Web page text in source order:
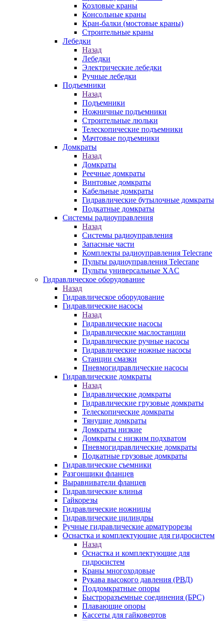
Козловые краны
Консольные краны
Кран-балки (мостовые краны)
Строительные краны
Лебедки
Назад
Лебедки
Электрические лебедки
Ручные лебедки
Подъемники
Назад
Подъемники
Ножничные подъемники
Строительные люльки
Телескопические подъемники
Мачтовые подъемники
Домкраты
Назад
Домкраты
Реечные домкраты
Винтовые домкраты
Кабельные домкраты
Гидравлические бутылочные домкраты
Подкатные домкраты
Системы радиоуправления
Назад
Системы радиоуправления
Запасные части
Комплекты радиоуправления Telecrane
Пульты радиоуправления Telecrane
Пульты универсальные XAC
Гидравлическое оборудование
Назад
Гидравлическое оборудование
Гидравлические насосы
Назад
Гидравлические насосы
Гидравлические маслостанции
Гидравлические ручные насосы
Гидравлические ножные насосы
Станции смазки
Пневмогидравлические насосы
Гидравлические домкраты
Назад
Гидравлические домкраты
Гидравлические грузовые домкраты
Телескопические домкраты
Тянущие домкраты
Домкраты низкие
Домкраты с низким подхватом
Пневмогидравлические домкраты
Подкатные грузовые домкраты
Гидравлические съемники
Разгонщики фланцев
Выравниватели фланцев
Гидравлические клинья
Гайкорезы
Гидравлические ножницы
Гидравлические цилиндры
Ручные гидравлические арматурорезы
Оснастка и комплектующие для гидросистем
Назад
Оснастка и комплектующие для
гидросистем
Краны многоходовые
Рукава высокого давления (РВД)
Поддомкратные опоры
Быстроразъемные соединения (БРС)
Плавающие опоры
Кассеты для гайковертов